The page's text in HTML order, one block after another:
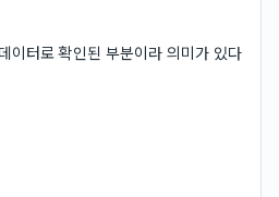
이터로 확인된 부분이라 의미가 있다